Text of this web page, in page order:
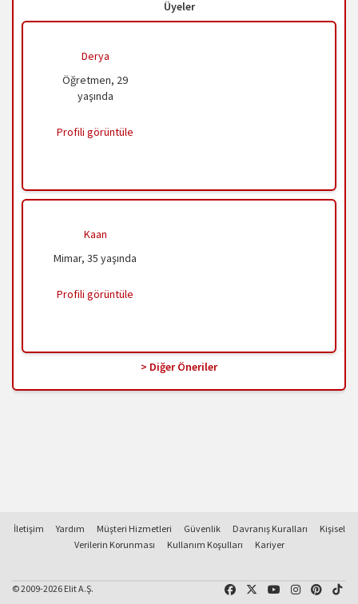
Üyeler
Derya
Öğretmen, 29
yaşında
Profili görüntüle
Kaan
Mimar, 35 yaşında
Profili görüntüle
> Diğer Öneriler
İletişim Yardım Müşteri Hizmetleri Güvenlik Davranış Kuralları
Kişisel
Verilerin Korunması
Kullanım Koşulları Kariyer
© 2009-2026 Elit A.Ş.